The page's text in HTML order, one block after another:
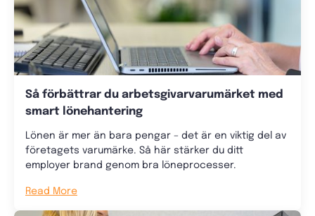
Så förbättrar du arbetsgivarvarumärket med
smart lönehantering
Lönen är mer än bara pengar – det är en viktig del av
företagets varumärke. Så här stärker du ditt
employer brand genom bra löneprocesser.
Read More